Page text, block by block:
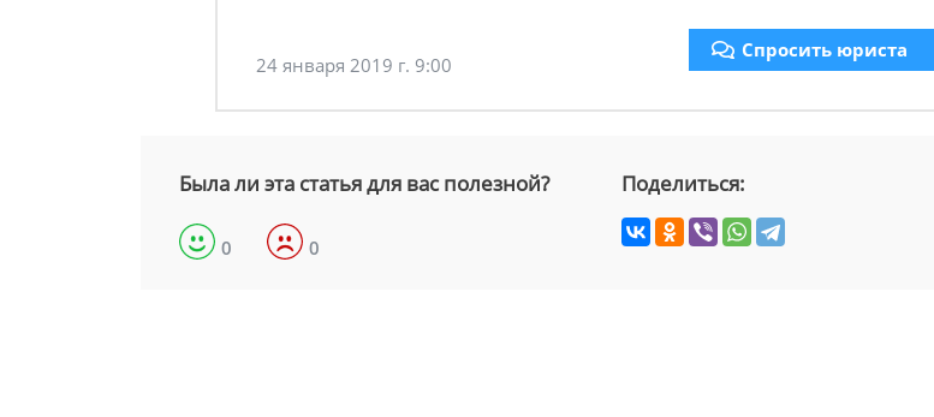
24 января 2019 г. 9:00
Спросить юриста
Была ли эта статья для вас полезной?
0 0
Поделиться: